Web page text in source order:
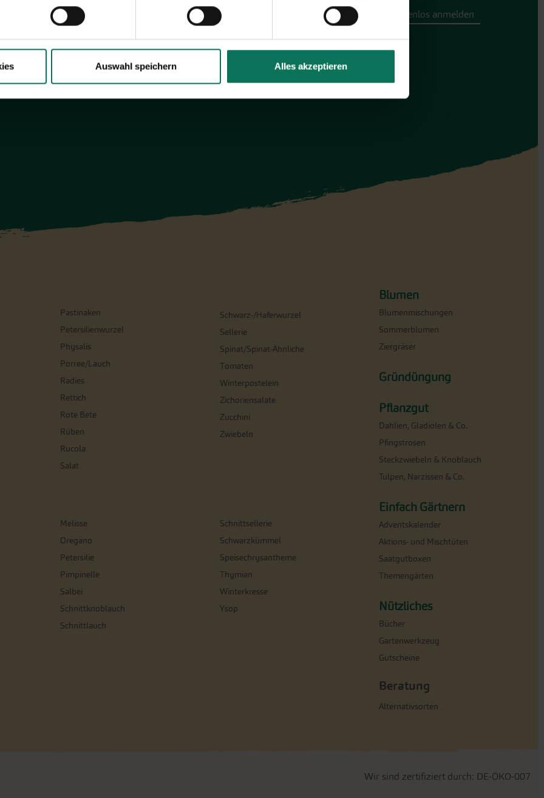
Auswahl speichern Alles akzeptieren
Hier kostenlos anmelden
Pastinaken
Petersilienwurzel
Physalis
Porree/Lauch
Radies
Rettich
Rote Bete
Rüben
Rucola
Salat
Schwarz-/Haferwurzel
Sellerie
Spinat/Spinat-Ähnliche
Tomaten
Winterpostelein
Zichoriensalate
Zucchini
Zwiebeln
Melisse
Oregano
Petersilie
Pimpinelle
Salbei
Schnittknoblauch
Schnittlauch
Schnittsellerie
Schwarzkümmel
Speisechrysantheme
Thymian
Winterkresse
Ysop
Blumen
Blumenmischungen
Sommerblumen
Ziergräser
Gründüngung
Pflanzgut
Dahlien, Gladiolen & Co.
Pfingstrosen
Steckzwiebeln & Knoblauch
Tulpen, Narzissen & Co.
Einfach Gärtnern
Adventskalender
Aktions- und Mischtüten
Saatgutboxen
Themengärten
Nützliches
Bücher
Gartenwerkzeug
Gutscheine
Beratung
Alternativsorten
Wir sind zertifiziert durch: DE-ÖKO-007